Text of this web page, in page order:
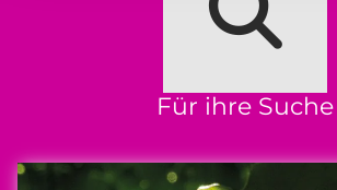
Für ihre Suche